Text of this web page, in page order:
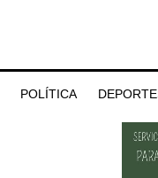
POLÍTICA